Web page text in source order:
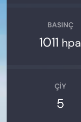
BASINÇ
1011 hpa
ÇIY
5